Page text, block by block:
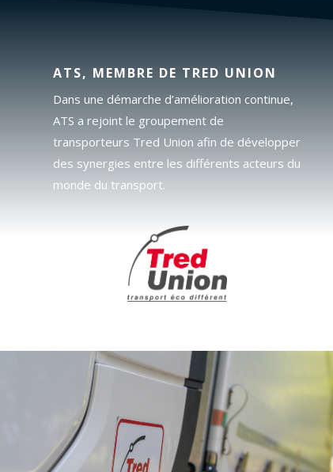
ATS, MEMBRE DE TRED UNION
Dans une démarche d’amélioration continue,
ATS a rejoint le groupement de
transporteurs Tred Union afin de développer
des synergies entre les différents acteurs du
monde du transport.